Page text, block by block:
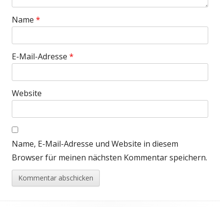
Name *
E-Mail-Adresse *
Website
Name, E-Mail-Adresse und Website in diesem
Browser für meinen nächsten Kommentar speichern.